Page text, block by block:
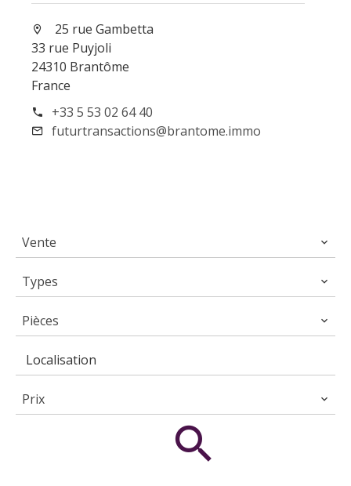
25 rue Gambetta
33 rue Puyjoli
24310 Brantôme
France
+33 5 53 02 64 40
futurtransactions@brantome.immo
Vente
Types
Pièces
Localisation
Prix